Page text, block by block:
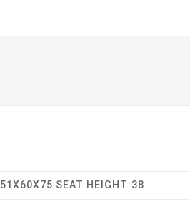
51X60X75 SEAT HEIGHT:38